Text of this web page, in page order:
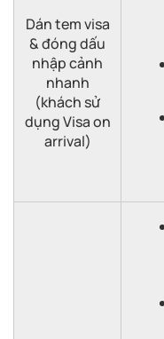
Dán tem visa
& đóng dấu
nhập cảnh
nhanh
(khách sử
dụng Visa on
arrival)